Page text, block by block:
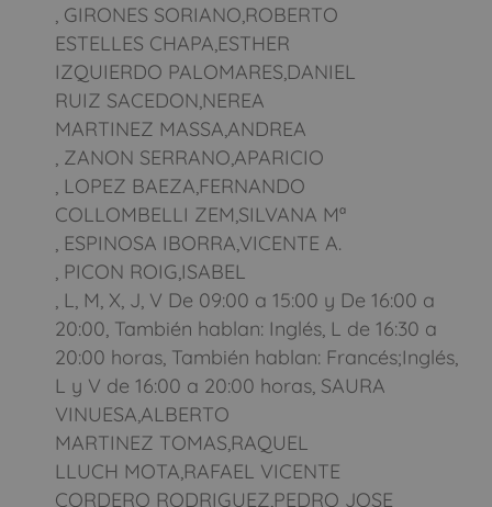
, GIRONES SORIANO,ROBERTO
ESTELLES CHAPA,ESTHER
IZQUIERDO PALOMARES,DANIEL
RUIZ SACEDON,NEREA
MARTINEZ MASSA,ANDREA
, ZANON SERRANO,APARICIO
, LOPEZ BAEZA,FERNANDO
COLLOMBELLI ZEM,SILVANA Mª
, ESPINOSA IBORRA,VICENTE A.
, PICON ROIG,ISABEL
, L, M, X, J, V De 09:00 a 15:00 y De 16:00 a
20:00, También hablan: Inglés, L de 16:30 a
20:00 horas, También hablan: Francés;Inglés,
L y V de 16:00 a 20:00 horas, SAURA
VINUESA,ALBERTO
MARTINEZ TOMAS,RAQUEL
LLUCH MOTA,RAFAEL VICENTE
CORDERO RODRIGUEZ,PEDRO JOSE